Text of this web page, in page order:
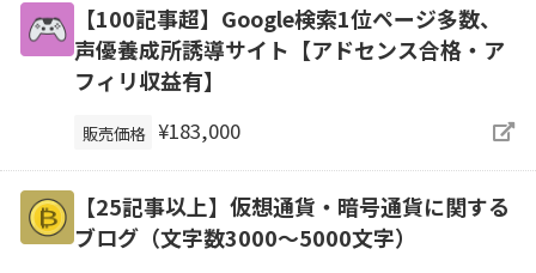
【100記事超】Google検索1位ページ多数、
声優養成所誘導サイト【アドセンス合格・ア
フィリ収益有】
販売価格 ¥183,000
【25記事以上】仮想通貨・暗号通貨に関する
ブログ（文字数3000～5000文字）